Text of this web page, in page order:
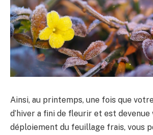
Ainsi, au printemps, une fois que
d’hiver a fini de fleurir et est
déploiement du feuillage frais, vous